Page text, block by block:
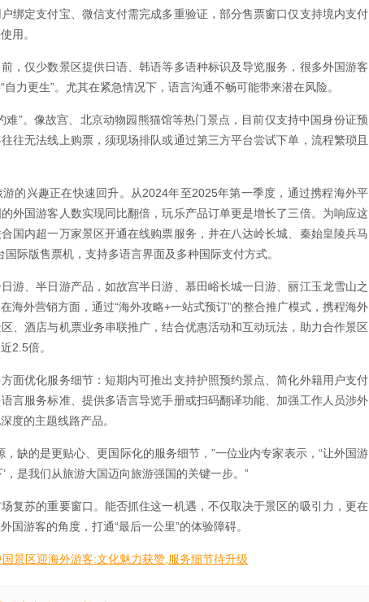
绑定支付宝、微信支付需完成多重验证，部分售票窗口仅支持境内支付
用。
，仅少数景区提供日语、韩语等多语种标识及导览服务，很多外国游客
力更生”。尤其在紧急情况下，语言沟通不畅可能带来潜在风险。
难”。像故宫、北京动物园熊猫馆等热门景点，目前仅支持中国身份证预
往无法线上购票，须现场排队或通过第三方平台尝试下单，流程繁琐且
的兴趣正在快速回升。从2024年至2025年第一季度，通过携程海外平
外国游客人数实现同比翻倍，玩乐产品订单更是增长了三倍。为响应这
国内超一万家景区开通在线购票服务，并在八达岭长城、秦始皇陵兵马
际版售票机，支持多语言界面及多种国际支付方式。
游、半日游产品，如故宫半日游、慕田峪长城一日游、丽江玉龙雪山之
海外营销方面，通过“海外攻略+一站式预订”的整合推广模式，携程海外
、酒店与机票业务串联推广，结合优惠活动和互动玩法，助力合作景区
2.5倍。
面优化服务细节：短期内可推出支持护照预约景点、简化外籍用户支付
言服务标准、提供多语言导览手册或扫码翻译功能、加强工作人员涉外
度的主题线路产品。
，缺的是更贴心、更国际化的服务细节，”一位业内专家表示，“让外国游
，是我们从旅游大国迈向旅游强国的关键一步。”
复苏的重要窗口。能否抓住这一机遇，不仅取决于景区的吸引力，更在
国游客的角度，打通“最后一公里”的体验障碍。
国景区迎海外游客:文化魅力获赞,服务细节待升级